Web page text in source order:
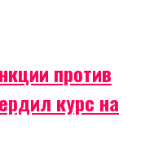
против
курс на